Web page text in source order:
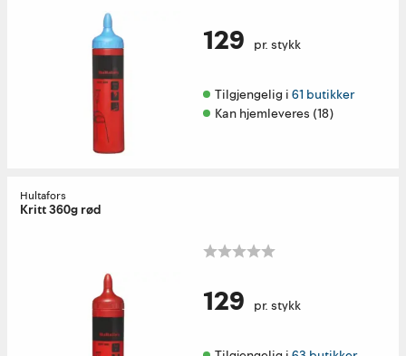
129 pr. stykk
Tilgjengelig i 61 butikker
Kan hjemleveres (18)
Hultafors
Kritt 360g rød
129 pr. stykk